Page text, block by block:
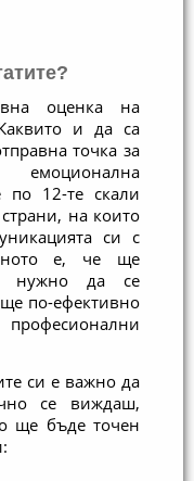
оценка на
и да са
точка за
по 12-те скали
на които
си с
е, че ще
нужно да се
по-ефективно
си е важно да
се виждаш,
ще бъде точен